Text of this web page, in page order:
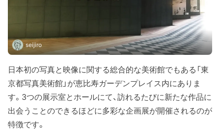
seijiro
日本初の写真と映像に関する総合的な美術館でもある「東
京都写真美術館」が恵比寿ガーデンプレイス内にありま
す。3つの展示室とホールにて、訪れるたびに新たな作品に
出会うことのできるほどに多彩な企画展が開催されるのが
特徴です。